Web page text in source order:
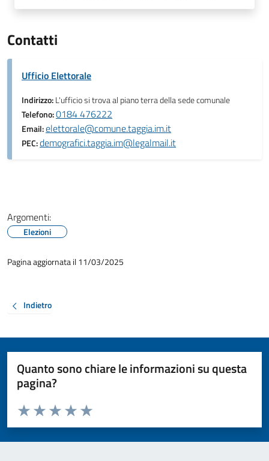
Contatti
Ufficio Elettorale
Indirizzo:L'ufficio si trova al piano terra della sede comunale
Telefono:0184 476222
Email:elettorale@comune.taggia.im.it
PEC:demografici.taggia.im@legalmail.it
Argomenti:
Elezioni
Pagina aggiornata il 11/03/2025
Indietro
Quanto sono chiare le informazioni su questa
pagina?
Valuta da 1 a 5 stelle la pagina
Valuta 5 stelle su 5
Valuta 4 stelle su 5
Valuta 3 stelle su 5
Valuta 2 stelle su 5
Valuta 1 stelle su 5